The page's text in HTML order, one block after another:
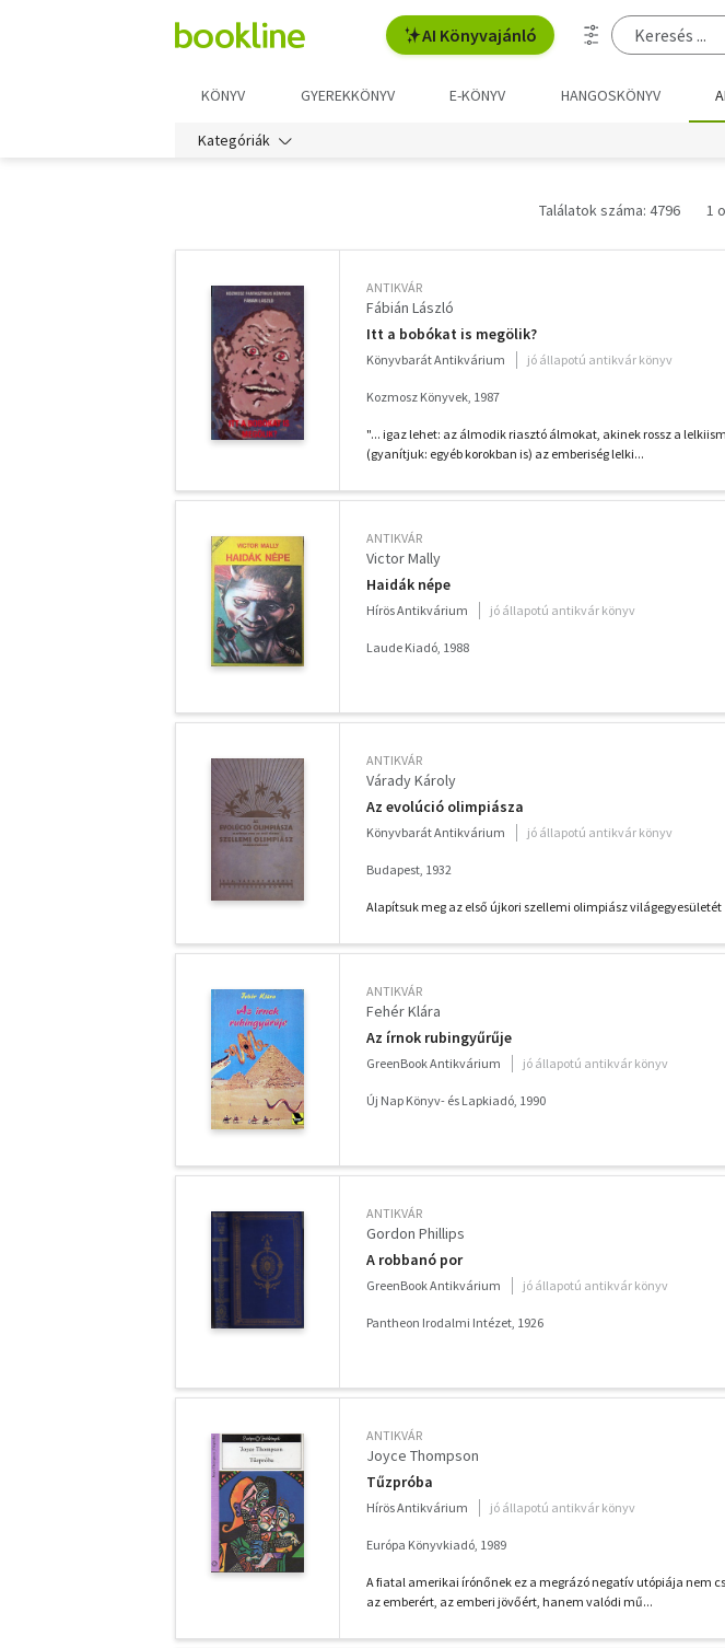
AI Könyvajánló
KÖNYV GYEREKKÖNYV E-KÖNYV HANGOSKÖNYV
Kategóriák
Találatok száma: 4796 1
ANTIKVÁR
Fábián László
Itt a bobókat is megölik?
Könyvbarát Antikvárium jó állapotú antikvár könyv
Kozmosz Könyvek, 1987
"... igaz lehet: az álmodik riasztó álmokat, akinek rossz a
(gyanítjuk: egyéb korokban is) az emberiség lelki...
ANTIKVÁR
Victor Mally
Haidák népe
Hírös Antikvárium jó állapotú antikvár könyv
Laude Kiadó, 1988
ANTIKVÁR
Várady Károly
Az evolúció olimpiásza
Könyvbarát Antikvárium jó állapotú antikvár könyv
Budapest, 1932
Alapítsuk meg az első újkori szellemi olimpiász világegyesületét
ANTIKVÁR
Fehér Klára
Az írnok rubingyűrűje
GreenBook Antikvárium jó állapotú antikvár könyv
Új Nap Könyv- és Lapkiadó, 1990
ANTIKVÁR
Gordon Phillips
A robbanó por
GreenBook Antikvárium jó állapotú antikvár könyv
Pantheon Irodalmi Intézet, 1926
ANTIKVÁR
Joyce Thompson
Tűzpróba
Hírös Antikvárium jó állapotú antikvár könyv
Európa Könyvkiadó, 1989
A fiatal amerikai írónőnek ez a megrázó negatív utópiája nem
az emberért, az emberi jövőért, hanem valódi mű...